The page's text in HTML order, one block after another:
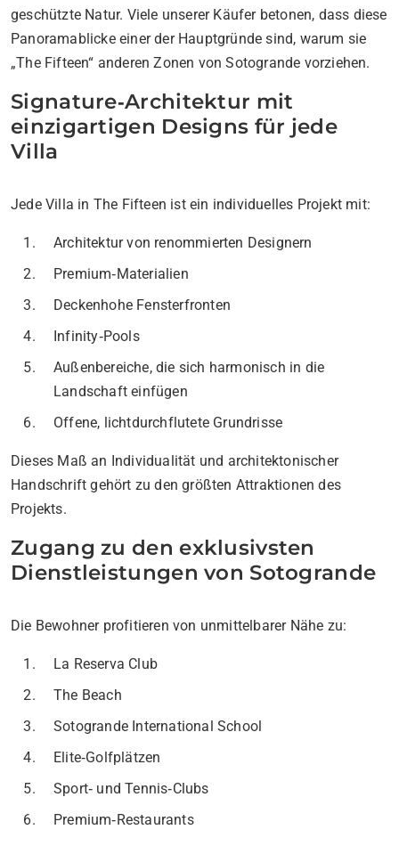
geschützte Natur. Viele unserer Käufer betonen, dass diese
Panoramablicke einer der Hauptgründe sind, warum sie
„The Fifteen“ anderen Zonen von Sotogrande vorziehen.
Signature‑Architektur mit
einzigartigen Designs für jede
Villa
Jede Villa in The Fifteen ist ein individuelles Projekt mit:
Architektur von renommierten Designern
Premium‑Materialien
Deckenhohe Fensterfronten
Infinity‑Pools
Außenbereiche, die sich harmonisch in die
Landschaft einfügen
Offene, lichtdurchflutete Grundrisse
Dieses Maß an Individualität und architektonischer
Handschrift gehört zu den größten Attraktionen des
Projekts.
Zugang zu den exklusivsten
Dienstleistungen von Sotogrande
Die Bewohner profitieren von unmittelbarer Nähe zu:
La Reserva Club
The Beach
Sotogrande International School
Elite‑Golfplätzen
Sport‑ und Tennis‑Clubs
Premium‑Restaurants